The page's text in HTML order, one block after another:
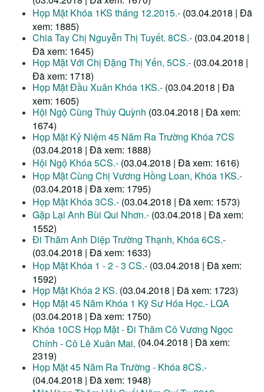
Họp Mặt Khóa 1KS tháng 12.2015.- (03.04.2018 | Đã
xem: 1885)
Chia Tay Chị Nguyễn Thị Tuyết. 8CS.- (03.04.2018 |
Đã xem: 1645)
Họp Mặt Với Chị Đặng Thị Yến, 5CS.- (03.04.2018 |
Đã xem: 1718)
Họp Mặt Đầu Xuân Khóa 1KS.- (03.04.2018 | Đã
xem: 1605)
Hội Ngộ Cùng Thúy Quỳnh (03.04.2018 | Đã xem:
1674)
Họp Mặt Kỷ Niệm 45 Năm Ra Trường Khóa 7CS
(03.04.2018 | Đã xem: 1888)
Hội Ngộ Khóa 5CS.- (03.04.2018 | Đã xem: 1616)
Họp Mặt Cùng Chị Vương Hồng Loan, Khóa 1KS.-
(03.04.2018 | Đã xem: 1795)
Họp Mặt Khóa 3CS.- (03.04.2018 | Đã xem: 1573)
Gặp Lại Anh Bùi Qui Nhơn.- (03.04.2018 | Đã xem:
1552)
Đi Thăm Anh Diệp Trường Thạnh, Khóa 6CS.-
(03.04.2018 | Đã xem: 1633)
Họp Mặt Khóa 1 - 2 - 3 CS.- (03.04.2018 | Đã xem:
1592)
Họp Mặt Khóa 2 KS. (03.04.2018 | Đã xem: 1723)
Họp Mặt 45 Năm Khóa 1 Kỹ Sư Hóa Học.- LQA
(03.04.2018 | Đã xem: 1750)
Khóa 10CS Họp Mặt - Đi Thăm Cô Vương Ngọc
Chính - Cô Lê Xuân Mai. (04.04.2018 | Đã xem:
2319)
Họp Mặt 45 Năm Ra Trường - Khóa 8CS.-
(04.04.2018 | Đã xem: 1948)